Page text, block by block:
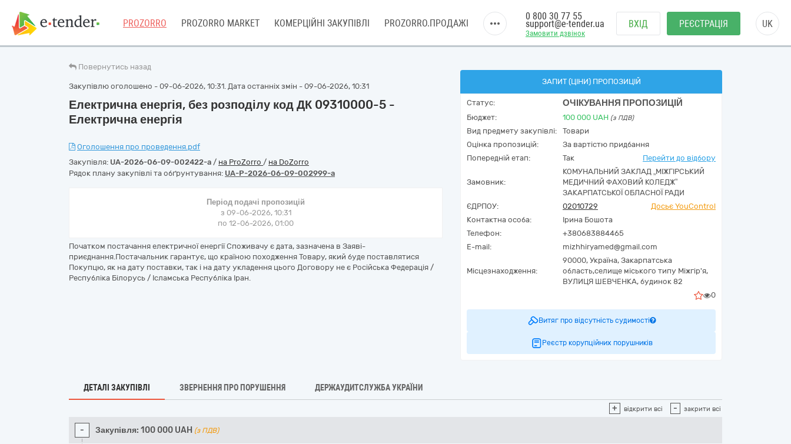
PROZORRO PROZORRO MARKET КОМЕРЦІЙНІ ЗАКУПІВЛІ PROZORRO.ПРОДАЖІ
Замовити дзвінок
0 800 30 77 55
support@e-tender.ua ВХІД РЕЄСТРАЦІЯ UK
Повернутись назад
Закупівлю оголошено - 09-06-2026, 10:31. Дата останніх змін - 09-06-2026, 10:31
Електрична енергія, без розподілу код ДК 09310000-5 -
Електрична енергія
Оголошення про проведення.pdf
Закупівля: UA-2026-06-09-002422-a / на ProZorro / на DoZorro
Рядок плану закупівлі та обґрунтування: UA-P-2026-06-09-002999-a
Період подачі пропозицій
з 09-06-2026, 10:31
по 12-06-2026, 01:00
Початком постачання електричної енергії Споживачу є дата, зазначена в Заяві-
приєднання.Постачальник гарантує, що країною походження Товару, який буде поставлятися
Покупцю, як на дату поставки, так і на дату укладення цього Договору не є Російська Федерація /
Республіка Білорусь / Ісламська Республіка Іран.
ЗАПИТ (ЦІНИ) ПРОПОЗИЦІЙ
Статус: ОЧІКУВАННЯ ПРОПОЗИЦІЙ
Бюджет: 100 000 UAH (з ПДВ)
Вид предмету закупівлі:
Товари
Оцінка пропозицій:
За вартістю придбання
Попередній етап:
Так Перейти до відбору
Замовник:
КОМУНАЛЬНИЙ ЗАКЛАД „МІЖГІРСЬКИЙ
МЕДИЧНИЙ ФАХОВИЙ КОЛЕДЖ”
ЗАКАРПАТСЬКОЇ ОБЛАСНОЇ РАДИ
ЄДРПОУ:
02010729
Досьє YouControl
Контактна особа:
Ірина Бошота
Телефон:
+380683884465
E-mail:
mizhhiryamed@gmail.com
Місцезнаходження:
90000, Україна, Закарпатська
область,селище міського типу Міжгір'я,
ВУЛИЦЯ ШЕВЧЕНКА, будинок 82
0
Витяг про відсутність судимості
Реєстр корупційних порушників
ДЕТАЛІ ЗАКУПІВЛІ ЗВЕРНЕННЯ ПРО ПОРУШЕННЯ ДЕРЖАУДИТСЛУЖБА УКРАЇНИ
+ відкрити всі - закрити всі
- Закупівля: 100 000 UAH (з ПДВ)